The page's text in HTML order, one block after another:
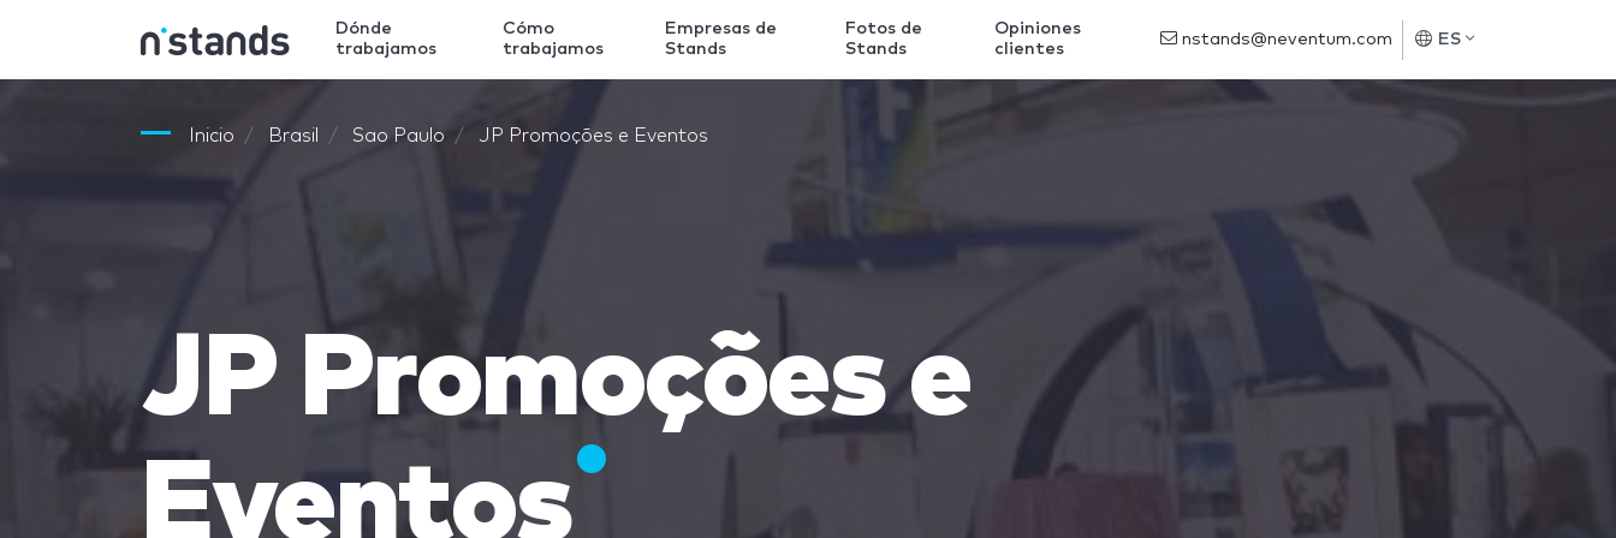
Dónde
trabajamos
Cómo
trabajamos
Empresas de
Stands
Fotos de
Stands
Opiniones
clientes
nstands@neventum.com ES
Inicio Brasil Sao Paulo JP Promoções e Eventos
JP Promoções e
Eventos